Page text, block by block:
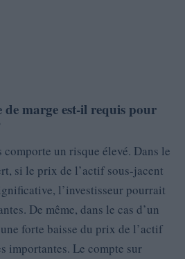
marge est-il requis pour
comporte un risque élevé. Dans le
si le prix de l’actif sous-jacent
l’investisseur pourrait
De même, dans le cas d’un
forte baisse du prix de l’actif
importantes. Le compte sur